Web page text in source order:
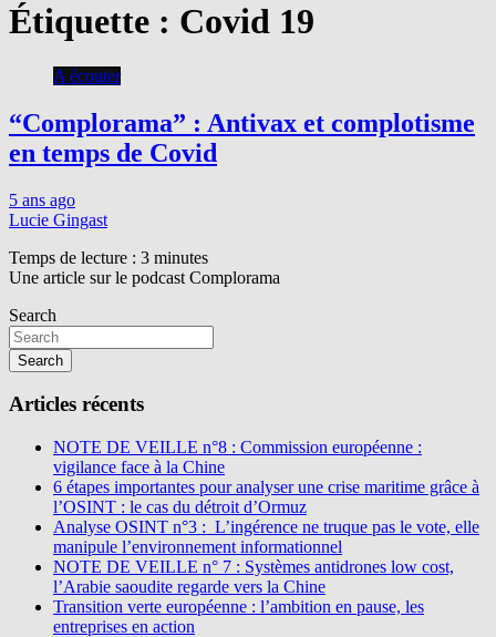
Étiquette : Covid 19
A écouter
“Complorama” : Antivax et complotisme
en temps de Covid
5 ans ago
Lucie Gingast
Temps de lecture : 3 minutes
Une article sur le podcast Complorama
Search
Search
Articles récents
NOTE DE VEILLE n°8 : Commission européenne :
vigilance face à la Chine
6 étapes importantes pour analyser une crise maritime grâce à
l’OSINT : le cas du détroit d’Ormuz
Analyse OSINT n°3 : L’ingérence ne truque pas le vote, elle
manipule l’environnement informationnel
NOTE DE VEILLE n° 7 : Systèmes antidrones low cost,
l’Arabie saoudite regarde vers la Chine
Transition verte européenne : l’ambition en pause, les
entreprises en action